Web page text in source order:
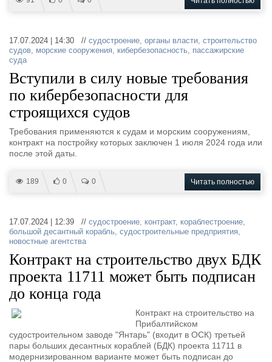
17.07.2024 | 14:30 // судостроение, органы власти, строительство
судов, морские сооружения, кибербезопасность, пассажирские
суда
Вступили в силу новые требования
по кибербезопасности для
строящихся судов
Требования применяются к судам и морским сооружениям,
контракт на постройку которых заключен 1 июля 2024 года или
после этой даты.
189 0 0 Читать полностью
17.07.2024 | 12:39 // судостроение, контракт, кораблестроение,
большой десантный корабль, судостроительные предприятия,
новостные агентства
Контракт на строительство двух БДК
проекта 11711 может быть подписан
до конца года
Контракт на строительство на
Прибалтийском
судостроительном заводе "Янтарь" (входит в ОСК) третьей
пары больших десантных кораблей (БДК) проекта 11711 в
модернизированном варианте может быть подписан до